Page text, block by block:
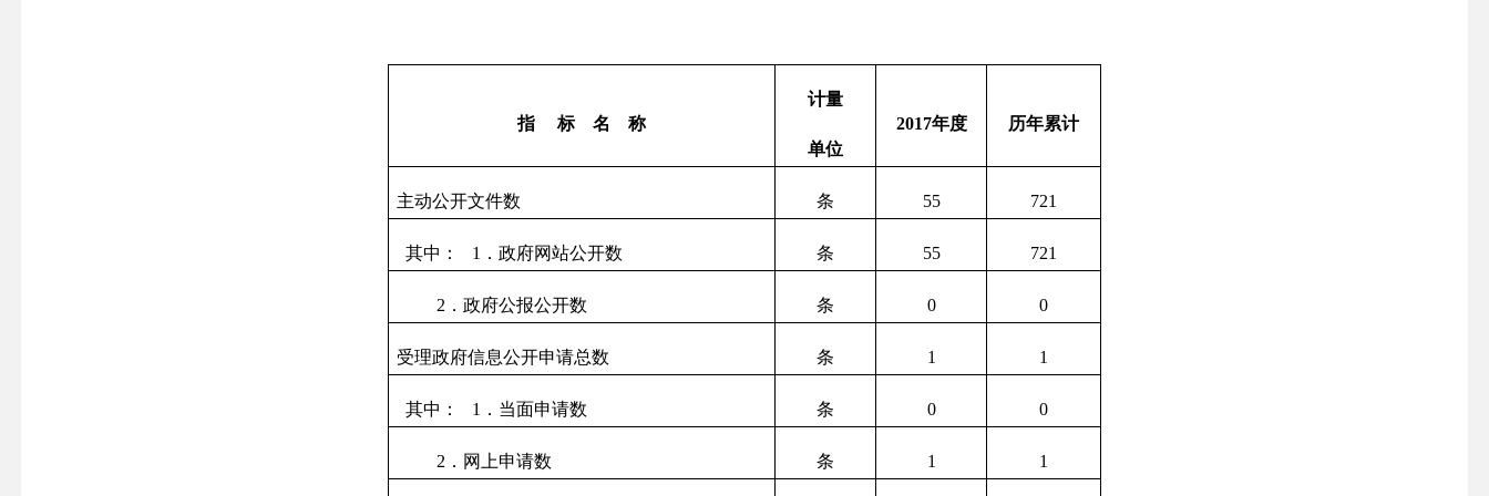
指 标 名 称
计量
单位
2017年度 历年累计
主动公开文件数 条 55 721
其中： 1 ．政府网站公开数 条 55 721
2 ．政府公报公开数 条 0 0
受理政府信息公开申请总数 条 1 1
其中： 1 ．当面申请数 条 0 0
2 ．网上申请数 条 1 1